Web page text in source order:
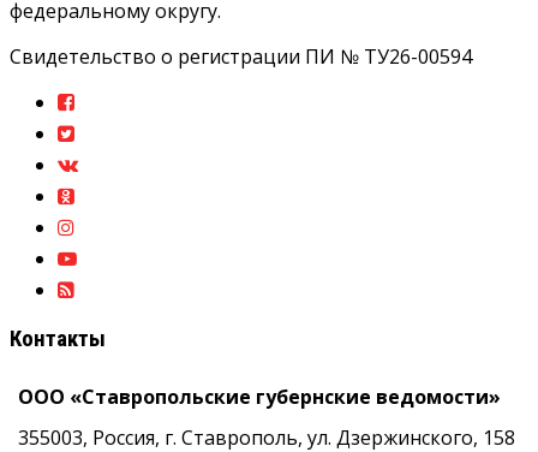
федеральному округу.
Свидетельство о регистрации ПИ № ТУ26-00594
Контакты
ООО «Ставропольские губернские ведомости»
355003, Россия, г. Ставрополь, ул. Дзержинского, 158